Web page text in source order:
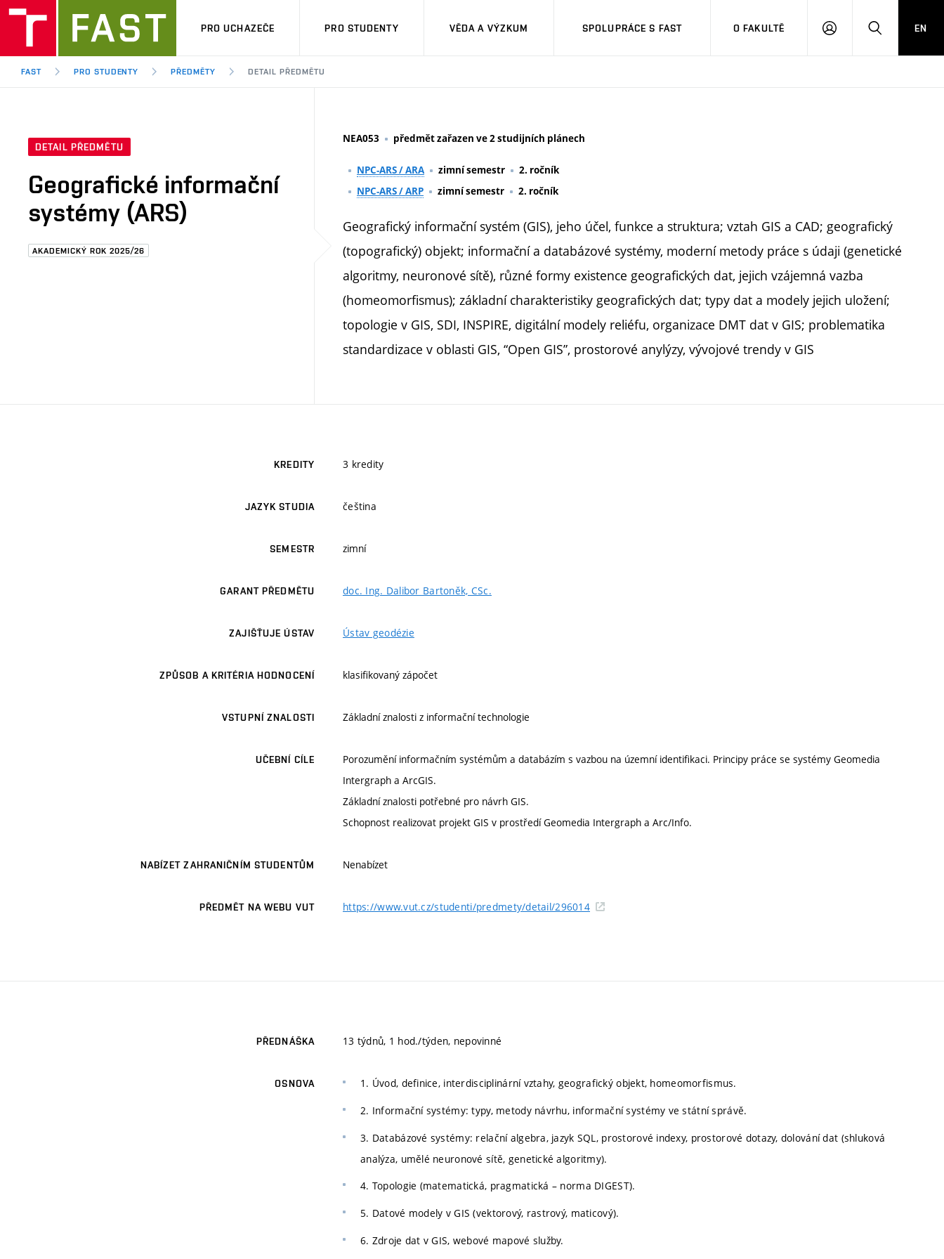
PRO UCHAZEČE PRO STUDENTY VĚDA A VÝZKUM SPOLUPRÁCE S FAST O FAKULTĚ
PŘIHLÁSITHLEDAT
EN
FAST PRO STUDENTY PŘEDMĚTY DETAIL PŘEDMĚTU
DETAIL PŘEDMĚTU
Geografické informační
systémy (ARS)
AKADEMICKÝ ROK 2025/26
NEA053 předmět zařazen ve 2 studijních plánech
NPC-ARS / ARA zimní semestr
2. ročník
NPC-ARS / ARP
zimní semestr 2. ročník
Geografický informační systém (GIS), jeho účel, funkce a struktura; vztah GIS a CAD; geografický
(topografický) objekt; informační a databázové systémy, moderní metody práce s údaji (genetické
algoritmy, neuronové sítě), různé formy existence geografických dat, jejich vzájemná vazba
(homeomorfismus); základní charakteristiky geografických dat; typy dat a modely jejich uložení;
topologie v GIS, SDI, INSPIRE, digitální modely reliéfu, organizace DMT dat v GIS; problematika
standardizace v oblasti GIS, “Open GIS”, prostorové anylýzy, vývojové trendy v GIS
KREDITY 3 kredity
JAZYK STUDIA čeština
SEMESTR zimní
GARANT PŘEDMĚTU doc. Ing. Dalibor Bartoněk, CSc.
ZAJIŠŤUJE ÚSTAV Ústav geodézie
ZPŮSOB A KRITÉRIA HODNOCENÍ klasifikovaný zápočet
VSTUPNÍ ZNALOSTI Základní znalosti z informační technologie
UČEBNÍ CÍLE
Porozumění informačním systémům a databázím s vazbou na územní identifikaci. Principy práce se systémy Geomedia
Intergraph a ArcGIS.
Základní znalosti potřebné pro návrh GIS.
Schopnost realizovat projekt GIS v prostředí Geomedia Intergraph a Arc/Info.
NABÍZET ZAHRANIČNÍM STUDENTŮM Nenabízet
PŘEDMĚT NA WEBU VUT https://www.vut.cz/studenti/predmety/detail/296014
PŘEDNÁŠKA 13 týdnů, 1 hod./týden, nepovinné
OSNOVA 1. Úvod, definice, interdisciplinární vztahy, geografický objekt, homeomorfismus.
2. Informační systémy: typy, metody návrhu, informační systémy ve státní správě.
3. Databázové systémy: relační algebra, jazyk SQL, prostorové indexy, prostorové dotazy, dolování dat (shluková
analýza, umělé neuronové sítě, genetické algoritmy).
4. Topologie (matematická, pragmatická – norma DIGEST).
5. Datové modely v GIS (vektorový, rastrový, maticový).
6. Zdroje dat v GIS, webové mapové služby.